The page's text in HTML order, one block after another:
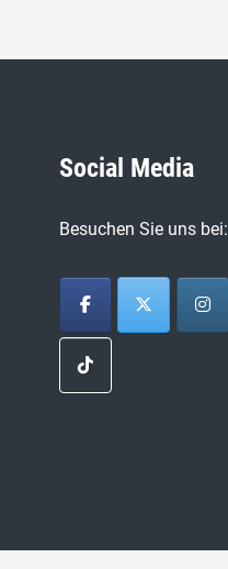
Social Media
Besuchen Sie uns bei: